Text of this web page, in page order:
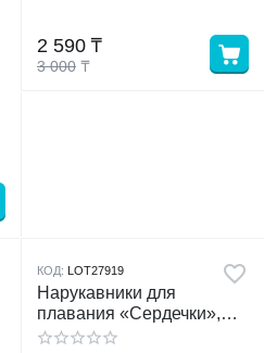
3 000 ₸
2 590 ₸
КОД: LOT27919
Нарукавники для
плавания «Сердечки»,
надувные, 18×20 см, от 3